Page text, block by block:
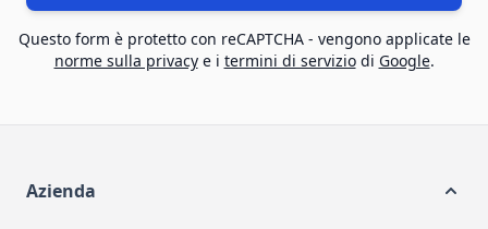
Questo form è protetto con reCAPTCHA - vengono applicate le
norme sulla privacye i termini di serviziodi Google.
Azienda